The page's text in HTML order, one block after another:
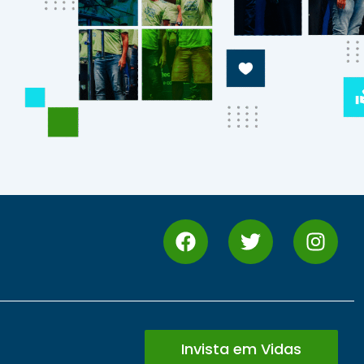
Invista em Vidas